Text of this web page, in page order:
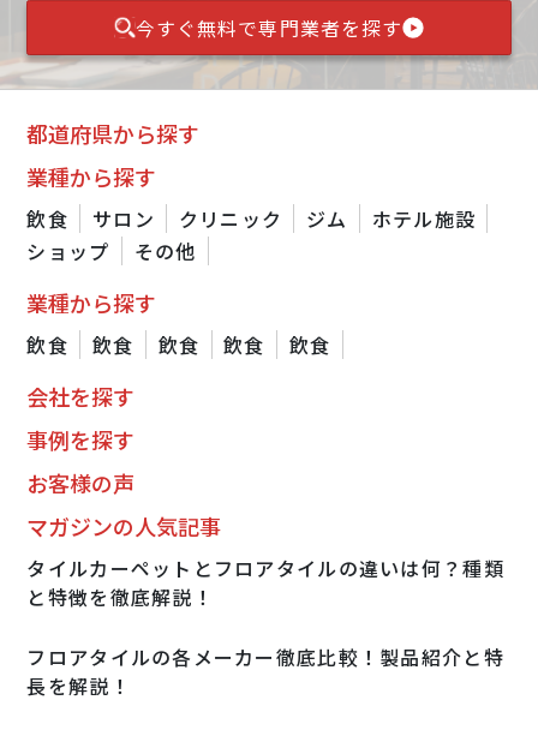
今すぐ無料で専門業者を探す
都道府県から探す
業種から探す
飲食 サロン クリニック ジム
ホテル施設
ショップ
その他
業種から探す
飲食 飲食 飲食 飲食 飲食
会社を探す
事例を探す
お客様の声
マガジンの人気記事
タイルカーペットとフロアタイルの違いは何？種類
と特徴を徹底解説！
フロアタイルの各メーカー徹底比較！製品紹介と特
長を解説！